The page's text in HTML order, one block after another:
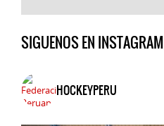
SIGUENOS EN INSTAGRAM
HOCKEYPERU